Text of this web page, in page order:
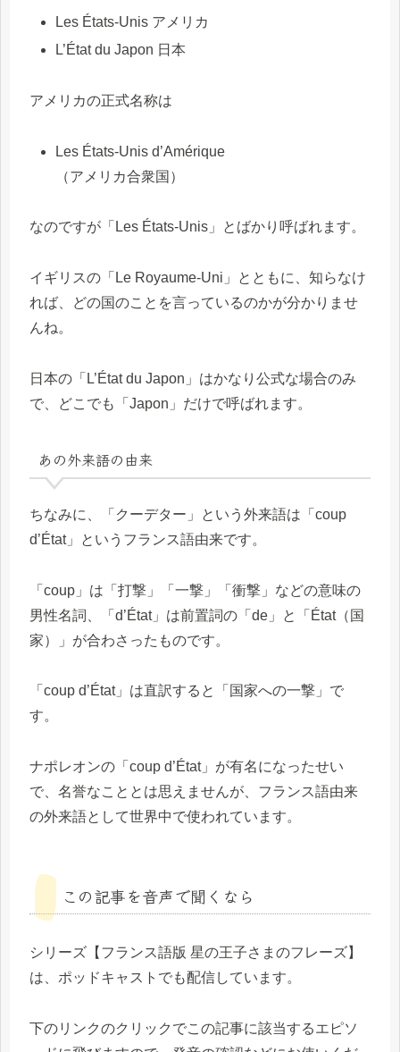
Les États-Unis アメリカ
L’État du Japon 日本
アメリカの正式名称は
Les États-Unis d’Amérique
（アメリカ合衆国）
なのですが「Les États-Unis」とばかり呼ばれます。
イギリスの「Le Royaume-Uni」とともに、知らなけ
れば、どの国のことを言っているのかが分かりませ
んね。
日本の「L’État du Japon」はかなり公式な場合のみ
で、どこでも「Japon」だけで呼ばれます。
あの外来語の由来
ちなみに、「クーデター」という外来語は「coup
d’État」というフランス語由来です。
「coup」は「打撃」「一撃」「衝撃」などの意味の
男性名詞、「d’État」は前置詞の「de」と「État（国
家）」が合わさったものです。
「coup d’État」は直訳すると「国家への一撃」で
す。
ナポレオンの「coup d’État」が有名になったせい
で、名誉なこととは思えませんが、フランス語由来
の外来語として世界中で使われています。
この記事を音声で聞くなら
シリーズ【フランス語版 星の王子さまのフレーズ】
は、ポッドキャストでも配信しています。
下のリンクのクリックでこの記事に該当するエピソ